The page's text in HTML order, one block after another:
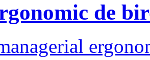
de